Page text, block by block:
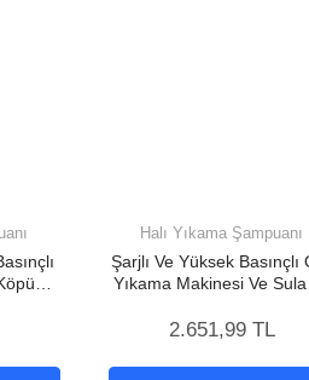
Halı Yıkama Şampuanı
Şarjlı Ve Yüksek Basınçlı
Yıkama Makinesi Ve
Makinesi
2.651,99 TL